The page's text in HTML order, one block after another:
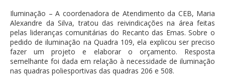
Iluminação – A coordenadora de Atendimento da CEB, Maria
Alexandre da Silva, tratou das reivindicações na área feitas
pelas lideranças comunitárias do Recanto das Emas. Sobre o
pedido de iluminação na Quadra 109, ela explicou ser preciso
fazer um projeto e elaborar o orçamento. Resposta
semelhante foi dada em relação à necessidade de iluminação
nas quadras poliesportivas das quadras 206 e 508.